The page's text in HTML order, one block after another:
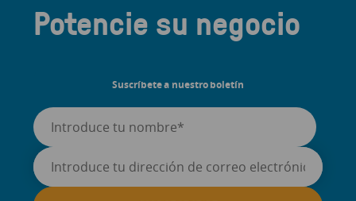
Potencie su negocio
Suscríbete a nuestro boletín